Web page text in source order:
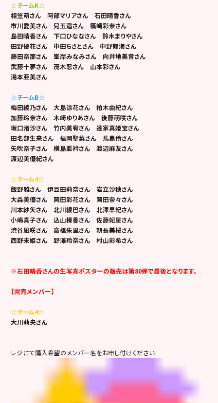
☆チームK☆
相笠萌さん 阿部マリアさん 石田晴香さん
市川愛美さん 兒玉遥さん 篠崎彩奈さん
島田晴香さん 下口ひななさん 鈴木まりやさん
田野優花さん 中田ちさとさん 中野郁海さん
藤田奈那さん 峯岸みなみさん 向井地美音さん
武藤十夢さん 茂木忍さん 山本彩さん
湯本亜美さん
☆チームB☆
梅田綾乃さん 大島涼花さん 柏木由紀さん
加藤玲奈さん 木﨑ゆりあさん 後藤萌咲さん
坂口渚沙さん 竹内美宥さん 達家真姫宝さん
田名部生来さん 福岡聖菜さん 馬嘉伶さん
矢吹奈子さん 横島亜衿さん 渡辺麻友さん
渡辺美優紀さん
☆チーム4☆
飯野雅さん 伊豆田莉奈さん 岩立沙穂さん
大森美優さん 岡田彩花さん 岡田奈々さん
川本紗矢さん 北川綾巴さん北澤早紀さん
小嶋真子さん 込山榛香さん佐藤妃星さん
渋谷凪咲さん 高橋朱里さん朝長美桜さん
西野未姫さん 野澤玲奈さん村山彩希さん
※石田晴香さんの生写真ポスターの販売は第80弾で最後となります。
【完売メンバー】
☆チーム4☆
大川莉央さん
レジにて購入希望のメンバー名をお申し付けください